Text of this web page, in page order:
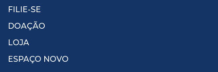
FILIE-SE
DOAÇÃO
LOJA
ESPAÇO NOVO